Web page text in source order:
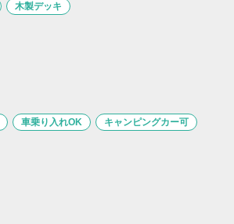
木製デッキ
車乗り入れOK キャンピングカー可